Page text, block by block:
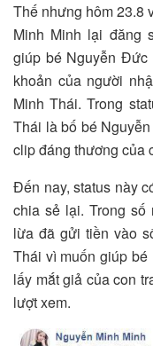
Thế nhưng hôm 23.8
Minh Minh lại đăng
giúp bé Nguyễn Đức
khoản của người
Minh Thái. Trong
Thái là bố bé
clip đáng thương của
Đến nay, status này
chia sẻ lại. Trong số
lừa đã gửi tiền vào
Thái vì muốn giúp
lấy mắt giả của con
lượt xem.